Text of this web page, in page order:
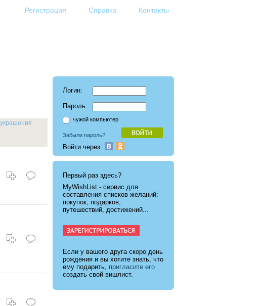
Регистрация Справка Контакты
украшения
Логин:
Пароль:
чужой компьютер
Забыли пароль?
Войти через:
Первый раз здесь?
MyWishList - cервис для
составления списков желаний:
покупок, подарков,
путешествий, достижений...
Если у вашего друга скоро день
рождения и вы хотите знать, что
ему подарить, пригласите его
создать свой вишлист.